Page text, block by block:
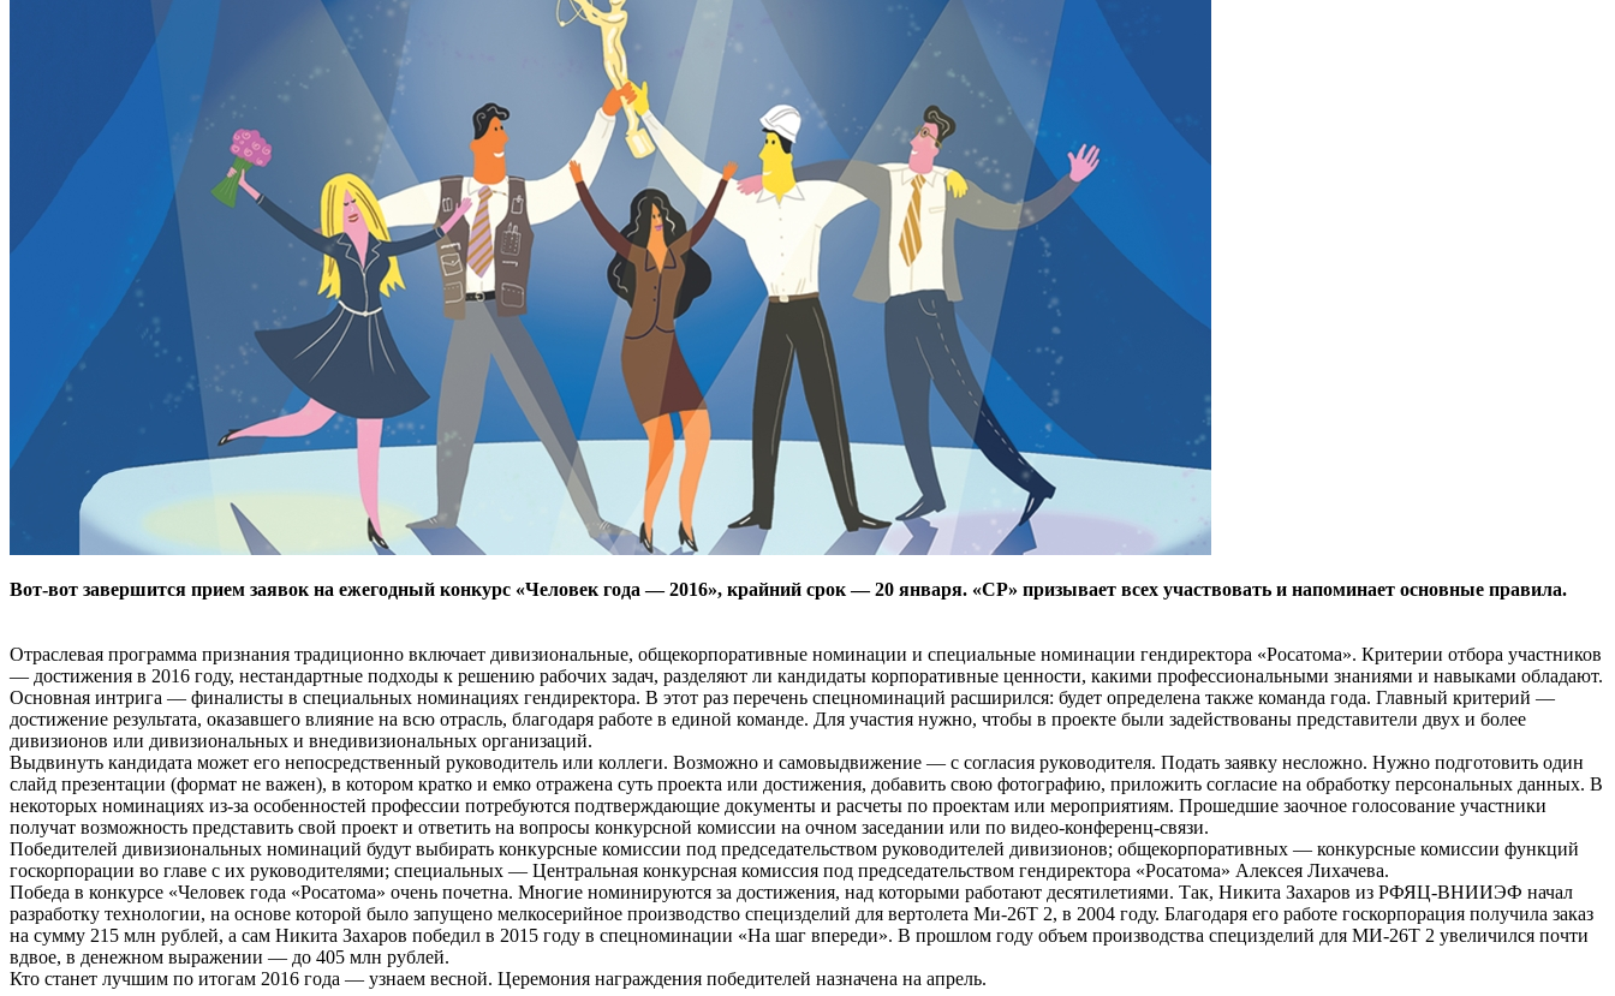
Вот-вот завершится прием заявок на ежегодный конкурс «Человек года — 2016», крайний срок — 20 января. «СР» призывает всех участвовать и напоминает основные правила.
Отраслевая программа признания традиционно включает дивизиональные, общекорпоративные номинации и специальные номинации гендиректора «Росатома». Критерии отбора участников
— достижения в 2016 году, нестандартные подходы к решению рабочих задач, разделяют ли кандидаты корпоративные ценности, какими профессиональными знаниями и навыками обладают.
Основная интрига — финалисты в специальных номинациях гендиректора. В этот раз перечень спецноминаций расширился: будет определена также команда года. Главный критерий —
достижение результата, оказавшего влияние на всю отрасль, благодаря работе в единой команде. Для участия нужно, чтобы в проекте были задействованы представители двух и более
дивизионов или дивизиональных и внедивизиональных организаций.
Выдвинуть кандидата может его непосредственный руководитель или коллеги. Возможно и самовыдвижение — с согласия руководителя. Подать заявку несложно. Нужно подготовить один
слайд презентации (формат не важен), в котором кратко и емко отражена суть проекта или достижения, добавить свою фотографию, приложить согласие на обработку персональных данных. В
некоторых номинациях из-за особенностей профессии потребуются подтверждающие документы и расчеты по проектам или мероприятиям. Прошедшие заочное голосование участники
получат возможность представить свой проект и ответить на вопросы конкурсной комиссии на очном заседании или по видео-конференц-связи.
Победителей дивизиональных номинаций будут выбирать конкурсные комиссии под председательством руководителей дивизионов; общекорпоративных — конкурсные комиссии функций
госкорпорации во главе с их руководителями; специальных — Центральная конкурсная комиссия под председательством гендиректора «Росатома» Алексея Лихачева.
Победа в конкурсе «Человек года «Росатома» очень почетна. Многие номинируются за достижения, над которыми работают десятилетиями. Так, Никита Захаров из РФЯЦ-ВНИИЭФ начал
разработку технологии, на основе которой было запущено мелкосерийное производство специзделий для вертолета Ми-26Т 2, в 2004 году. Благодаря его работе госкорпорация получила заказ
на сумму 215 млн рублей, а сам Никита Захаров победил в 2015 году в спецноминации «На шаг впереди». В прошлом году объем производства специзделий для МИ-26Т 2 увеличился почти
вдвое, в денежном выражении — до 405 млн рублей.
Кто станет лучшим по итогам 2016 года — узнаем весной. Церемония награждения победителей назначена на апрель.